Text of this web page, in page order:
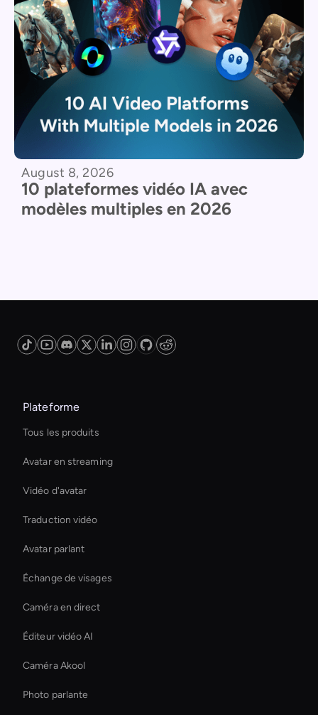
August 8, 2026
10 plateformes vidéo IA avec
modèles multiples en 2026
Plateforme
Tous les produits
Avatar en streaming
Vidéo d'avatar
Traduction vidéo
Avatar parlant
Échange de visages
Caméra en direct
Éditeur vidéo AI
Caméra Akool
Photo parlante